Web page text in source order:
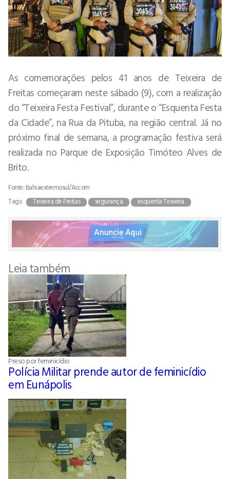
As comemorações pelos 41 anos de Teixeira de
Freitas começaram neste sábado (9), com a realização
do “Teixeira Festa Festival”, durante o “Esquenta Festa
da Cidade”, na Rua da Pituba, na região central. Já no
próximo final de semana, a programação festiva será
realizada no Parque de Exposição Timóteo Alves de
Brito.
Fonte: Bahiaextremosul/Ascom
Tags:
Teixeira de Freitas segurança esquenta Teixeira
Leia também
Preso por feminicídio
Polícia Militar prende autor de feminicídio
em Eunápolis